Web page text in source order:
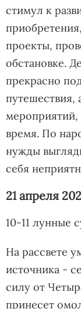
стимул к
проекты,
обстановке.
прекрасно
путешествия,
мероприятий,
время. По
нужды
себя
21 апреля
10-11 лунные
На рассвете
источника -
силу от
принесет